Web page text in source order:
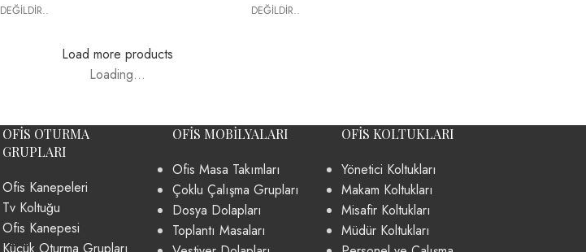
DEĞİLDİR..
DEĞİLDİR..
Load more products
Loading...
OFIS OTURMA
GRUPLARI
Ofis Kanepeleri
Tv Koltuğu
Ofis Kanepesi
OFIS MOBILYALARI
Ofis Masa Takımları
Çoklu Çalışma Grupları
Dosya Dolapları
Toplantı Masaları
OFIS KOLTUKLARI
Yönetici Koltukları
Makam Koltukları
Misafir Koltukları
Müdür Koltukları